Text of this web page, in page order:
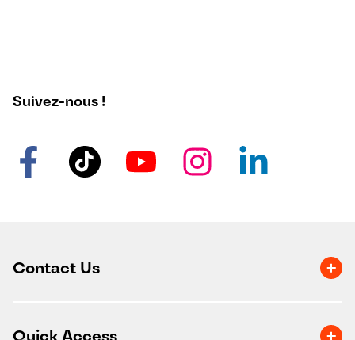
Suivez-nous !
Contact Us
Quick Access